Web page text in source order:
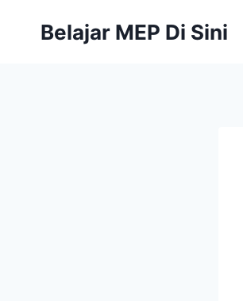
Belajar MEP Di Sini